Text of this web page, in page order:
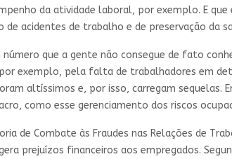
da atividade laboral, por exemplo. E que
acidentes de trabalho e de preservação da
que a gente não consegue de fato
exemplo, pela falta de trabalhadores em
altíssimos e, por isso, carregam sequelas.
como esse gerenciamento dos riscos
de Combate às Fraudes nas Relações de
prejuízos financeiros aos empregados.